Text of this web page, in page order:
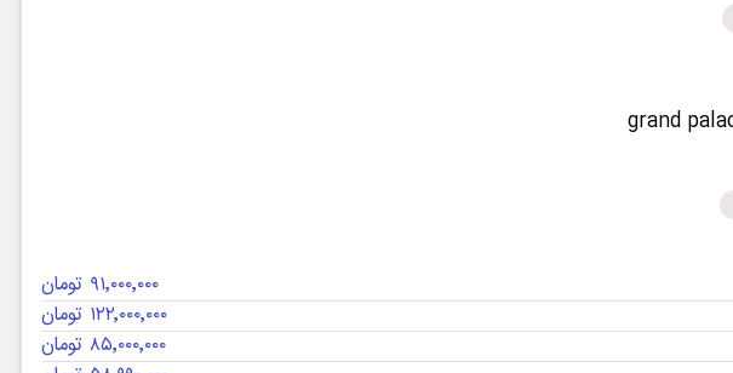
۹۱٬۰۰۰٬۰۰۰ تومان
۱۲۲٬۰۰۰٬۰۰۰ تومان
۸۵٬۰۰۰٬۰۰۰ تومان